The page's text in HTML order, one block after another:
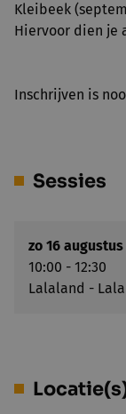
Kleibeek
Hiervoor dien je
Inschrijven is
Sessies
zo 16
10:00 - 12:30
Lalaland -